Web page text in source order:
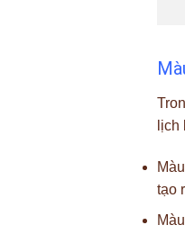
tạo